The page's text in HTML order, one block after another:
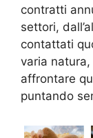
contratti
settori,
contattati
varia
affrontare
puntando